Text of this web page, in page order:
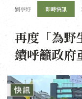
劉亭妤 即時快訊
再度「為野
續呼籲政府